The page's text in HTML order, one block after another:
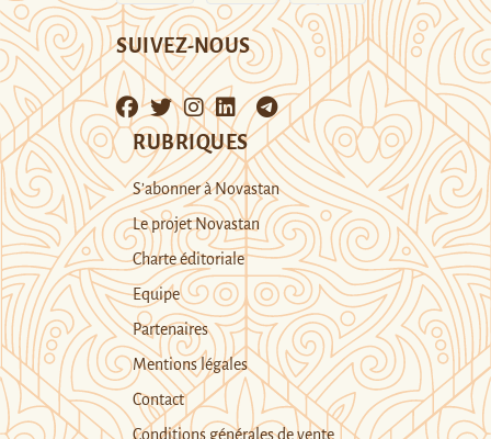
SUIVEZ-NOUS
RUBRIQUES
S’abonner à Novastan
Le projet Novastan
Charte éditoriale
Equipe
Partenaires
Mentions légales
Contact
Conditions générales de vente